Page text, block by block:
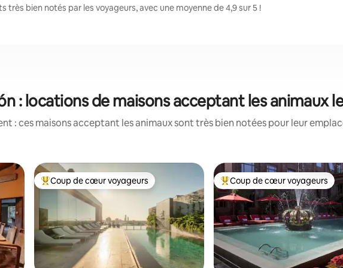
très bien notés par les voyageurs, avec une moyenne de 4,9 sur 5 !
: locations de maisons acceptant les animaux
: ces maisons acceptant les animaux sont très bien notées pour leur
Coups de cœur voyageurs les plus appréciés
Coup de cœur voyageurs Coups de cœur voyageurs les
Coup de cœur voyageurs